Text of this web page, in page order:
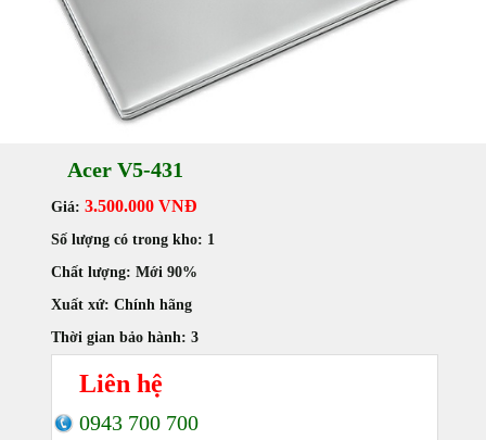
Acer V5-431
Giá:3.500.000 VNĐ
Số lượng có trong kho: 1
Chất lượng:Mới 90%
Xuất xứ:Chính hãng
Thời gian bảo hành:3
Liên hệ
0943 700 700